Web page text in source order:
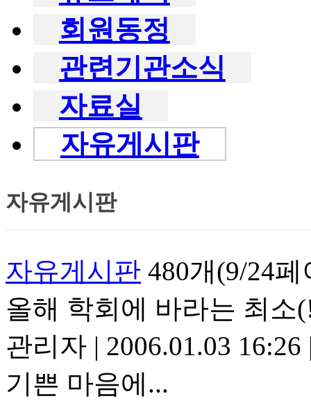
회원동정
관련기관소식
자료실
자유게시판
자유게시판
자유게시판 480개(9/24페
올해 학회에 바라는 최소
관리자 | 2006.01.03 16:26
기쁜 마음에...